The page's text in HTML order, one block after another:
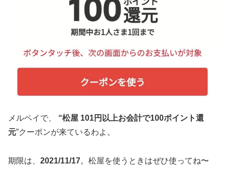
メルペイで、
“松屋 101円以上お会計で100ポイント還
元”クーポンが来ているわよ。
期限は、 2021/11/17。松屋を使うときはぜひ使ってね〜